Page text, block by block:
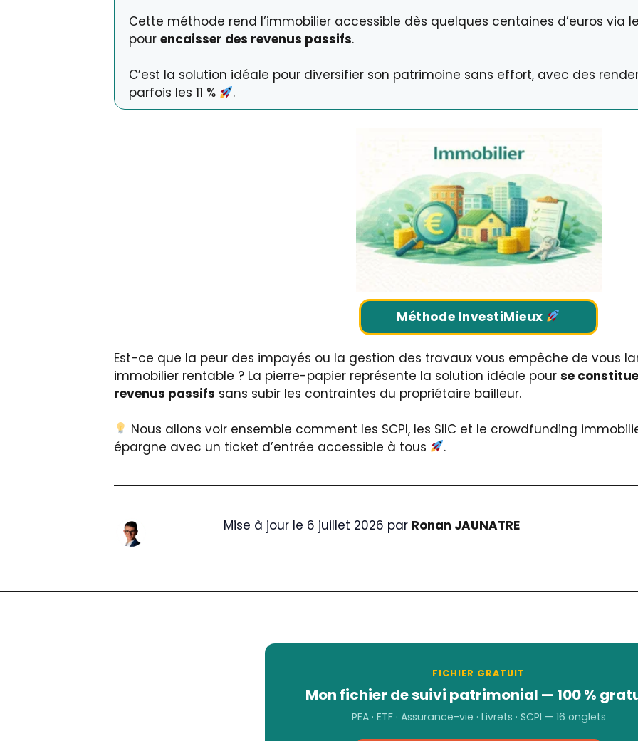
Cette méthode rend l’immobilier accessible dès quelques centaines d’euros via
pour encaisser des revenus passifs.
C’est la solution idéale pour diversifier son patrimoine sans effort, avec des
parfois les 11 %
.
Méthode InvestiMieux
Est-ce que la peur des impayés ou la gestion des travaux vous empêche de vous
immobilier rentable ? La pierre-papier représente la solution idéale pour se
revenus passifs sans subir les contraintes du propriétaire bailleur.
Nous allons voir ensemble comment les SCPI, les SIIC et le crowdfunding
épargne avec un ticket d’entrée accessible à tous
.
Mise à jour le 6 juillet 2026 par Ronan JAUNATRE
FICHIER GRATUIT
Mon fichier de suivi patrimonial — 100 %
PEA · ETF · Assurance-vie · Livrets · SCPI — 16 onglets